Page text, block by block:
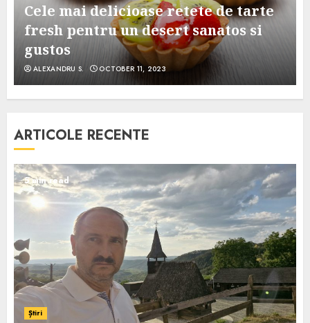
Cele mai delicioase retete de tarte
fresh pentru un desert sanatos si
gustos
ALEXANDRU S. OCTOBER 11, 2023
ARTICOLE RECENTE
5 min read
Știri